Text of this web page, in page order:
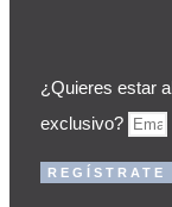
¿Quieres estar
exclusivo?
REGÍSTRATE